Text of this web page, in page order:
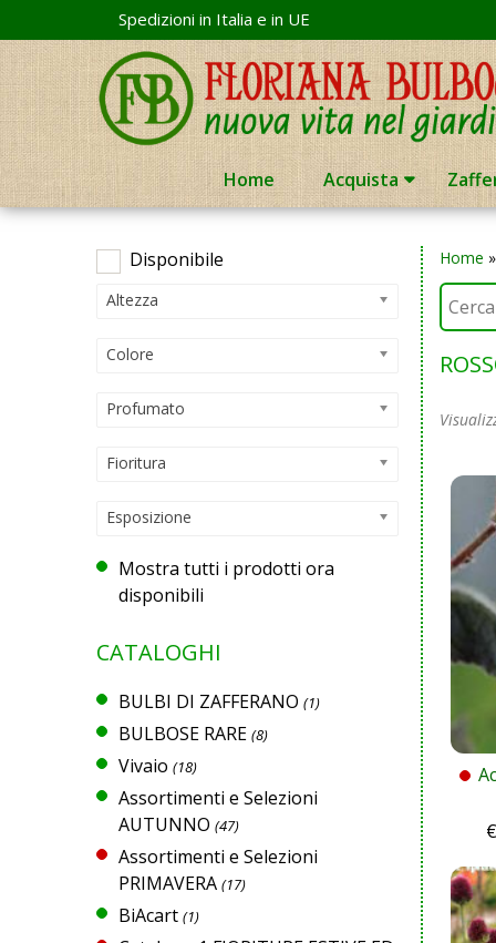
to
content
Spedizioni in Italia e in UE
Home Acquista
Home
€
Disponibile
Altezza
Colore
Profumato
Fioritura
Esposizione
Mostra tutti i prodotti ora
disponibili
CATALOGHI
BULBI DI ZAFFERANO (1)
BULBOSE RARE (8)
Vivaio (18)
Assortimenti e Selezioni
AUTUNNO (47)
Assortimenti e Selezioni
PRIMAVERA (17)
BiAcart (1)